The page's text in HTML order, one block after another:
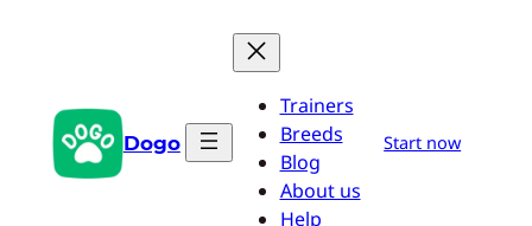
Dogo
Trainers
Breeds
Blog
About us
Help
Start now